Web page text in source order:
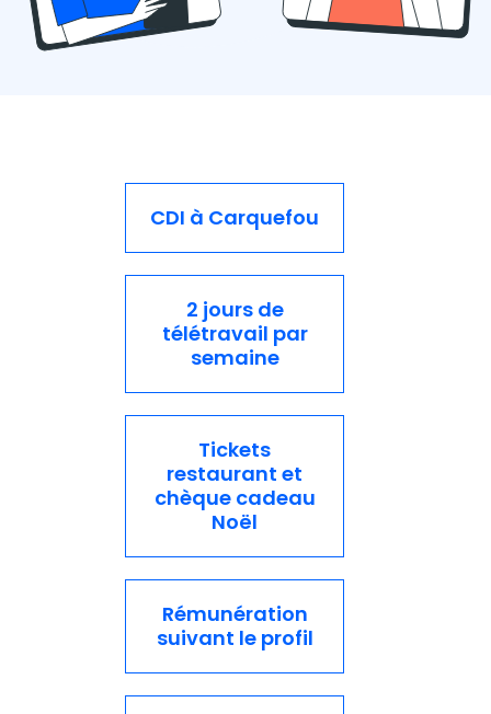
CDI à Carquefou
2 jours de
télétravail par
semaine
Tickets
restaurant et
chèque cadeau
Noël
Rémunération
suivant le profil